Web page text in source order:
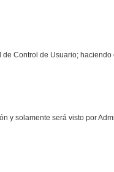
Control de Usuario;
y solamente será visto por